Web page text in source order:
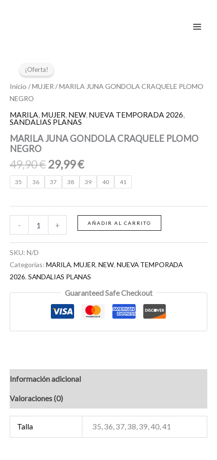
¡Oferta!
Inicio /MUJER / MARILA JUNA GONDOLA CRAQUELE PLOMO
NEGRO
MARILA, MUJER, NEW, NUEVA TEMPORADA 2026,
SANDALIAS PLANAS
MARILA JUNA GONDOLA CRAQUELE PLOMO
NEGRO
49,90€
original
29,99€
actual
35 36 37 38 39 40 41
-
JUNA
GONDOLA
CRAQUELE
PLOMO
cantidad
+ AÑADIR AL CARRITO
SKU: N/D
Categorías: MARILA, MUJER, NEW, NUEVA TEMPORADA
2026, SANDALIAS PLANAS
Guaranteed Safe Checkout
Información adicional
Valoraciones (0)
Talla 35, 36, 37, 38, 39, 40, 41